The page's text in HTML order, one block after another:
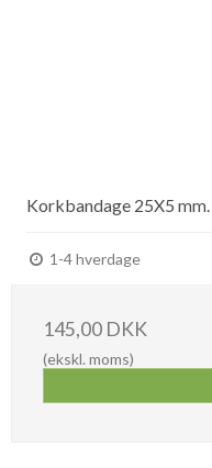
Korkbandage 25X5 mm.
1-4 hverdage
145,00 DKK
(ekskl. moms)